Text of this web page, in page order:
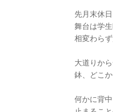
先月末休
舞台は学
相変わら
大道りか
鉢、どこ
何かに背